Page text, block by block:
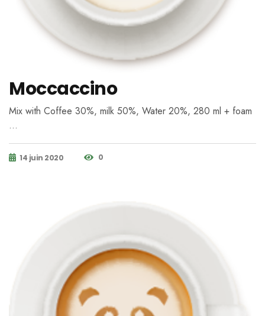
Moccaccino
Mix with Coffee 30%, milk 50%, Water 20%, 280 ml + foam
…
14 juin 2020 0